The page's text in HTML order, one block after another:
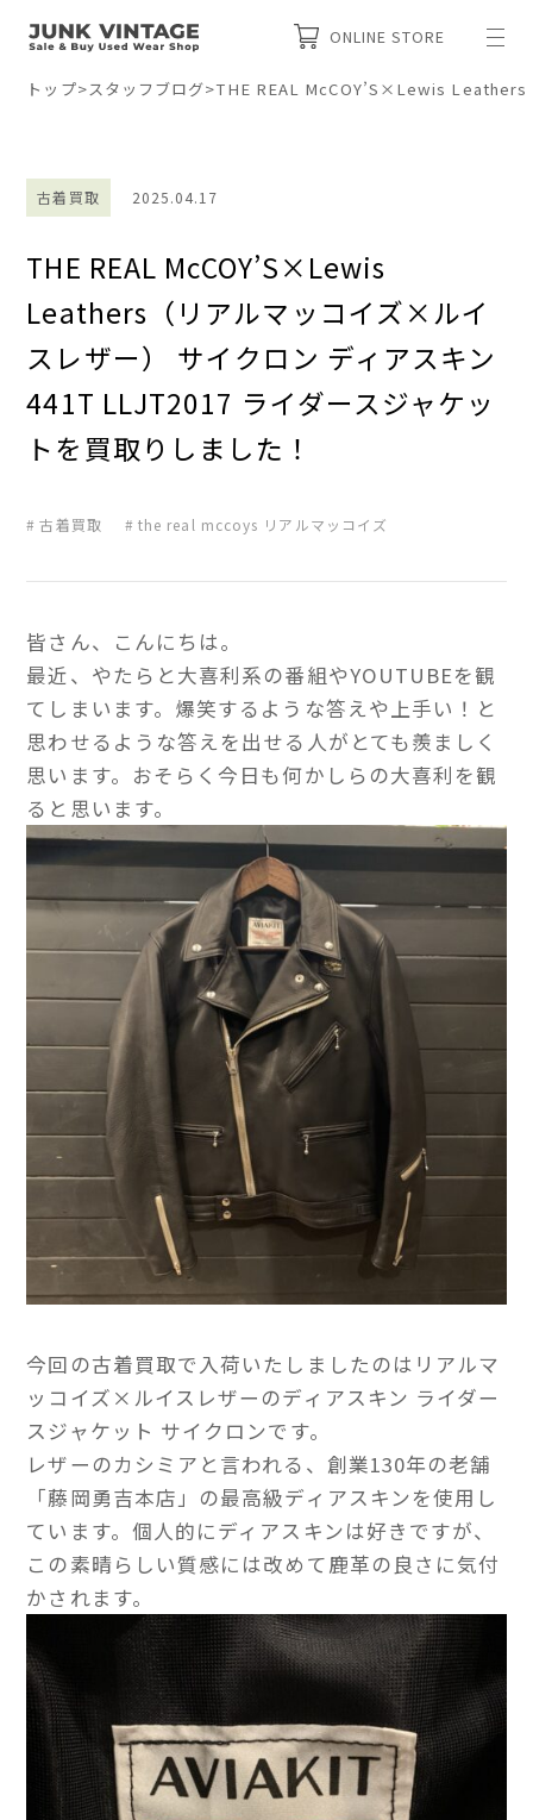
ONLINE STORE
トップ>スタッフブログ>THE REAL McCOY’S×Lewis Leathers
古着買取 2025.04.17
THE REAL McCOY’S×Lewis
Leathers（リアルマッコイズ×ルイ
スレザー） サイクロン ディアスキン
441T LLJT2017 ライダースジャケッ
トを買取りしました！
古着買取 the real mccoys リアルマッコイズ
皆さん、こんにちは。
最近、やたらと大喜利系の番組やYOUTUBEを観
てしまいます。爆笑するような答えや上手い！と
思わせるような答えを出せる人がとても羨ましく
思います。おそらく今日も何かしらの大喜利を観
ると思います。
今回の古着買取で入荷いたしましたのはリアルマ
ッコイズ×ルイスレザーのディアスキン ライダー
スジャケット サイクロンです。
レザーのカシミアと言われる、創業130年の老舗
「藤岡勇吉本店」の最高級ディアスキンを使用し
ています。個人的にディアスキンは好きですが、
この素晴らしい質感には改めて鹿革の良さに気付
かされます。